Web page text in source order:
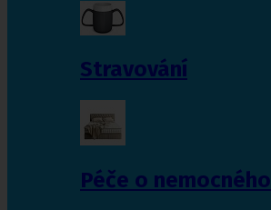
Stravování
Péče o nemocného